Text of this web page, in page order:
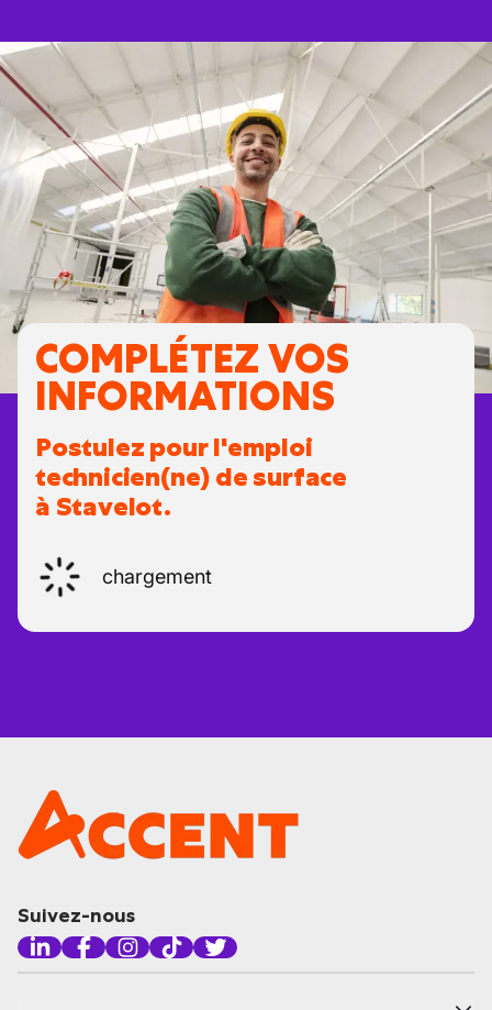
COMPLÉTEZ VOS
INFORMATIONS
Postulez pour l'emploi
technicien(ne) de surface
à Stavelot.
chargement
Suivez-nous